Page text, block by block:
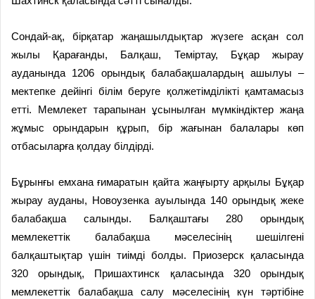
Сондай-ақ, бірқатар жаңашылдықтар жүзеге асқан сол
жылы Қарағанды, Балқаш, Теміртау, Бұқар жырау
ауданында 1206 орындық балабақшалардың ашылуы –
мектепке дейінгі білім беруге қолжетімділікті қамтамасыз
етті. Мемлекет тарапынан ұсынылған мүмкіндіктер жаңа
жұмыс орындарын құрып, бір жағынан балалары көп
отбасыларға қолдау білдірді.
Бұрынғы емхана ғимаратын қайта жаңғырту арқылы Бұқар
жырау ауданы, Новоузенка ауылында 140 орындық жеке
балабақша салынды. Балқаштағы 280 орындық
мемлекеттік балабақша мәселесінің шешілгені
балқаштықтар үшін тиімді болды. Приозерск қаласында
320 орындық, Пришахтинск қаласында 320 орындық
мемлекеттік балабақша салу мәселесінің күн тәртібіне